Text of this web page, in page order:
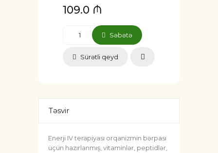
109.0 ₼
Səbətə
Sürətli qeyd
Təsvir
Enerji IV terapiyası orqanizmin bərpası
üçün hazırlanmış, vitaminlər, peptidlər,